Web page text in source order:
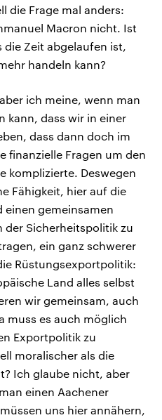
die Frage mal anders:
Macron nicht. Ist
die Zeit abgelaufen ist,
handeln kann?
ich meine, wenn man
kann, dass wir in einer
dass dann doch im
finanzielle Fragen um den
komplizierte. Deswegen
Fähigkeit, hier auf die
einen gemeinsamen
der Sicherheitspolitik zu
ein ganz schwerer
Rüstungsexportpolitik:
Land alles selbst
wir gemeinsam, auch
muss es auch möglich
Exportpolitik zu
moralischer als die
Ich glaube nicht, aber
einen Aachener
uns hier annähern,